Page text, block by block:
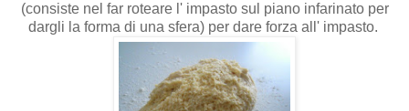
(consiste nel far roteare l' impasto sul piano infarinato per
dargli la forma di una sfera) per dare forza all' impasto.